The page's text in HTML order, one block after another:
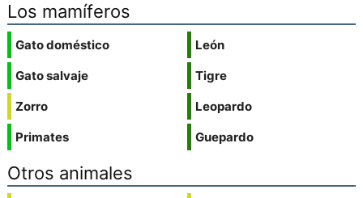
Los mamíferos
Gato doméstico
Gato salvaje
Zorro
Primates
León
Tigre
Leopardo
Guepardo
Otros animales